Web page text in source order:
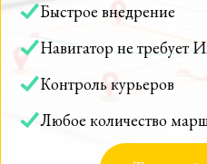
Быстрое внедрение
Навигатор не требует
Контроль курьеров
Любое количество